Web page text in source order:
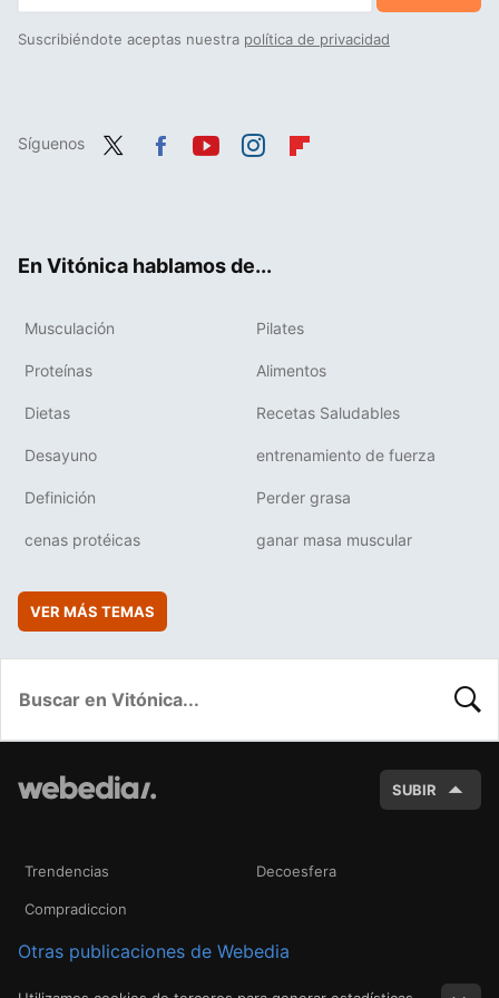
Suscribiéndote aceptas nuestra política de privacidad
Síguenos
En Vitónica hablamos de...
Musculación Pilates
Proteínas Alimentos
Dietas Recetas Saludables
Desayuno entrenamiento de fuerza
Definición Perder grasa
cenas protéicas ganar masa muscular
VER MÁS TEMAS
SUBIR
Trendencias Decoesfera
Compradiccion
Otras publicaciones de Webedia